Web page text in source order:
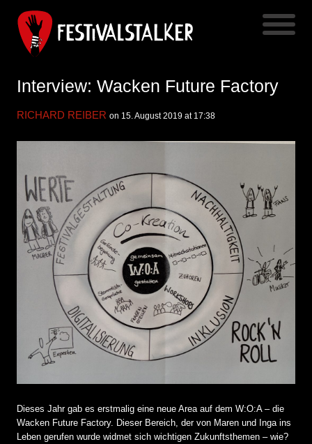
Interview: Wacken Future Factory
RICHARD REIBER on 15. August 2019 at 17:38
Dieses Jahr gab es erstmalig eine neue Area auf dem W:O:A – die
Wacken Future Factory. Dieser Bereich, der von Maren und Inga ins
Leben gerufen wurde widmet sich wichtigen Zukunftsthemen – wie?